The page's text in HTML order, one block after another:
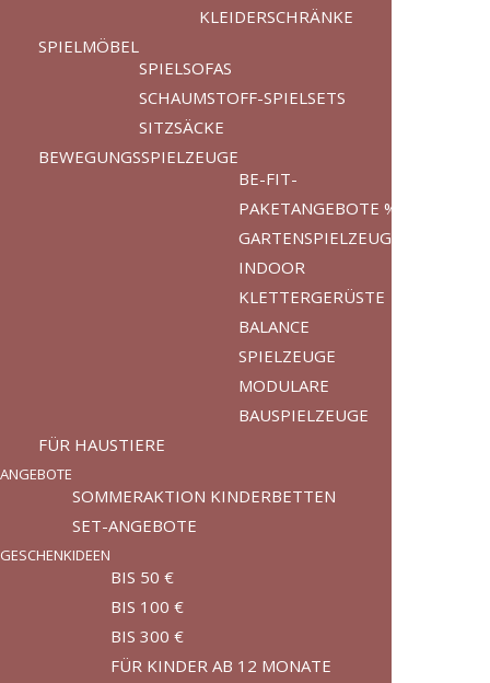
KLEIDERSCHRÄNKE
SPIELMÖBEL
SPIELSOFAS
SCHAUMSTOFF-SPIELSETS
SITZSÄCKE
BEWEGUNGSSPIELZEUGE
BE-FIT-
PAKETANGEBOTE %
GARTENSPIELZEUGE
INDOOR
KLETTERGERÜSTE
BALANCE
SPIELZEUGE
MODULARE
BAUSPIELZEUGE
FÜR HAUSTIERE
ANGEBOTE
SOMMERAKTION KINDERBETTEN
SET-ANGEBOTE
GESCHENKIDEEN
BIS 50 €
BIS 100 €
BIS 300 €
FÜR KINDER AB 12 MONATE